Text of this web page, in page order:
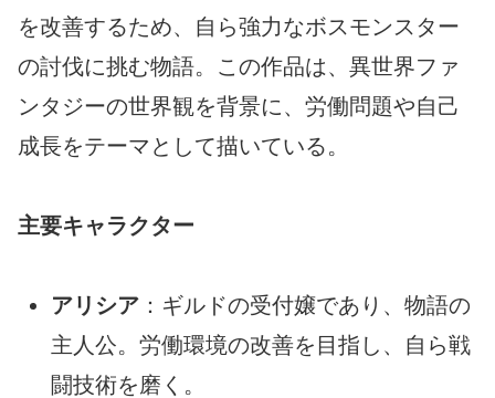
を改善するため、自ら強力なボスモンスター
の討伐に挑む物語。この作品は、異世界ファ
ンタジーの世界観を背景に、労働問題や自己
成長をテーマとして描いている。
主要キャラクター
アリシア ：ギルドの受付嬢であり、物語の
主人公。労働環境の改善を目指し、自ら戦
闘技術を磨く。